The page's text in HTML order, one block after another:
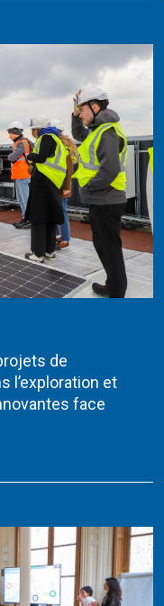
de
l’exploration et
face